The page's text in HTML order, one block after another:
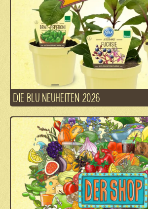
DIE BLU NEUHEITEN 2026